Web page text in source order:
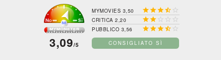
3,09/5
MYMOVIES 3,50  
CRITICA 2,20    
PUBBLICO 3,56  
CONSIGLIATO SÌ